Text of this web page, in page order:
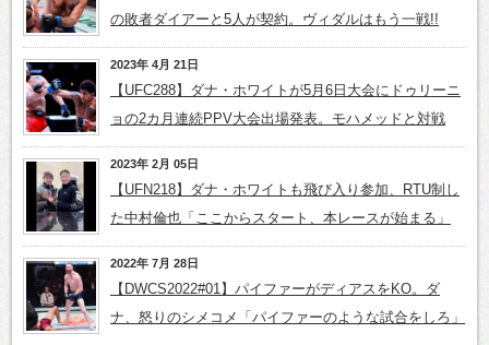
の敗者ダイアーと5人が契約。ヴィダルはもう一戦!!
2023年 4月 21日
【UFC288】ダナ・ホワイトが5月6日大会にドゥリーニ
ョの2カ月連続PPV大会出場発表。モハメッドと対戦
2023年 2月 05日
【UFN218】ダナ・ホワイトも飛び入り参加、RTU制し
た中村倫也「ここからスタート、本レースが始まる」
2022年 7月 28日
【DWCS2022#01】パイファーがディアスをKO。ダ
ナ、怒りのシメコメ「パイファーのような試合をしろ」